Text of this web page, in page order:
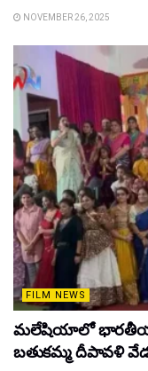
NOVEMBER 26, 2025
FILM NEWS
మలేషియాలో భారతీయుల
బతుకమ్మ దీపావళి